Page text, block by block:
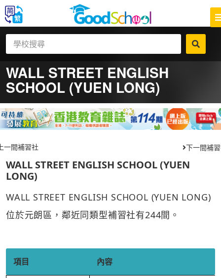
WALL STREET ENGLISH
SCHOOL (YUEN LONG)
一間補習社 下一間補
WALL STREET ENGLISH SCHOOL (YUEN
LONG)
WALL STREET ENGLISH SCHOOL (YUEN LONG)
位於元朗區，鄰近同類型補習社有244間。
項目 內容